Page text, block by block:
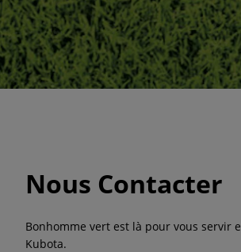
Nous Contacter
Bonhomme vert est là pour vous servir
Kubota.